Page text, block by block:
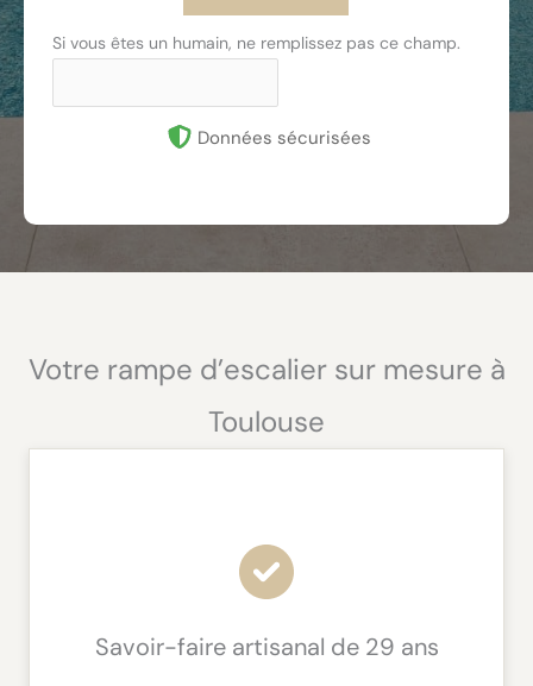
Si vous êtes un humain, ne remplissez pas ce champ.
Données sécurisées
Votre rampe d’escalier sur mesure à
Toulouse
Savoir-faire artisanal de 29 ans